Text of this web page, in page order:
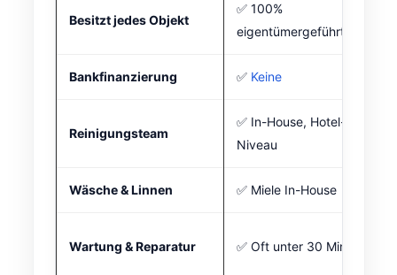
Besitzt jedes Objekt
✅ 100%
eigentümergeführt
Bankfinanzierung ✅ Keine
Reinigungsteam
✅ In-House, Hotel-
Niveau
Wäsche & Linnen ✅ Miele In-House
Wartung & Reparatur ✅ Oft unter 30 Min